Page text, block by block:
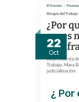
22
Oct
¿